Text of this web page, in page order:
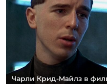
Чарли Крид-Майлз в